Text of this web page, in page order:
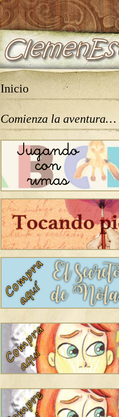
Inicio
Comienza la aventura…